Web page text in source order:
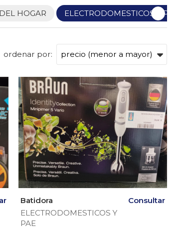
HOGAR ELECTRODOMESTICOS Y PAE
ordenar por:
Batidora
ELECTRODOMESTICOS Y
PAE
Consultar